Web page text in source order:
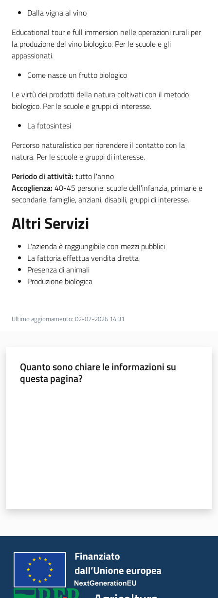
Dalla vigna al vino
Educational tour e full immersion nelle operazioni rurali per
la produzione del vino biologico. Per le scuole e gli
appassionati.
Come nasce un frutto biologico
Le virtù dei prodotti della natura coltivati con il metodo
biologico. Per le scuole e gruppi di interesse.
La fotosintesi
Percorso naturalistico per riprendere il contatto con la
natura. Per le scuole e gruppi di interesse.
Periodo di attività: tutto l'anno
Accoglienza: 40-45 persone: scuole dell'infanzia, primarie e
secondarie, famiglie, anziani, disabili, gruppi di interesse.
Altri Servizi
L'azienda è raggiungibile con mezzi pubblici
La fattoria effettua vendita diretta
Presenza di animali
Produzione biologica
Ultimo aggiornamento: 02-07-2026 14:31
Quanto sono chiare le informazioni su
questa pagina?